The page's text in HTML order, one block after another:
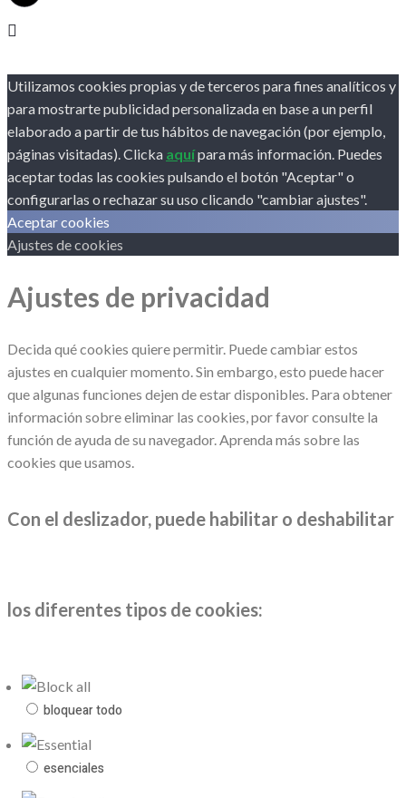
Utilizamos cookies propias y de terceros para fines analíticos y
para mostrarte publicidad personalizada en base a un perfil
elaborado a partir de tus hábitos de navegación (por ejemplo,
páginas visitadas). Clicka aquípara más información. Puedes
aceptar todas las cookies pulsando el botón "Aceptar" o
configurarlas o rechazar su uso clicando "cambiar ajustes".
Aceptar cookies
Ajustes de cookies
Ajustes de privacidad
Decida qué cookies quiere permitir. Puede cambiar estos
ajustes en cualquier momento. Sin embargo, esto puede hacer
que algunas funciones dejen de estar disponibles. Para obtener
información sobre eliminar las cookies, por favor consulte la
función de ayuda de su navegador. Aprenda más sobre las
cookies que usamos.
Con el deslizador, puede habilitar o deshabilitar
los diferentes tipos de cookies:
bloquear todo
esenciales